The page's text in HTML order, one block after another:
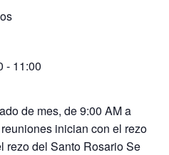
- 11:00
de mes, de 9:00 AM a
inician con el rezo
rezo del Santo Rosario Se